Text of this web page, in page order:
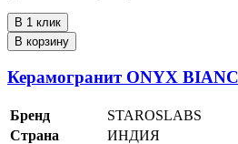
В 1 клик
В корзину
Керамогранит ONYX
Бренд
STAROSLABS
Страна
ИНДИЯ